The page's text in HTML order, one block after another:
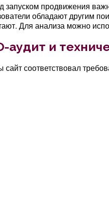
запуском продвижения
обладают другим
Для анализа можно
аудит и
сайт соответствовал